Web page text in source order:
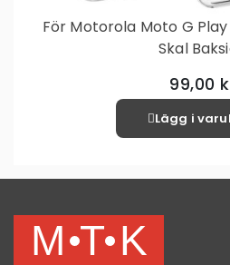
För Motorola Moto G
Skal
99,00
Lägg i